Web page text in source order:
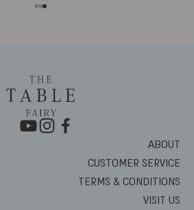
ABOUT
CUSTOMER SERVICE
TERMS & CONDITIONS
VISIT US